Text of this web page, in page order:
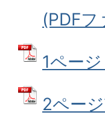
(PDFフ
1ペー
2ペー